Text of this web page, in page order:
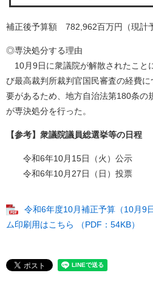
補正後予算額 782,962百万円（現計
◎専決処分する理由
10月9日に衆議院が解散されたこと
び最高裁判所裁判官国民審査の経費
要があるため、地方自治法第180条の
が専決処分を行った。
【参考】衆議院議員総選挙等の日程
令和6年10月15日（火）公示
令和6年10月27日（日）投票​
令和6年度10月補正予算（10月9
ム印刷用はこちら （PDF：54KB）